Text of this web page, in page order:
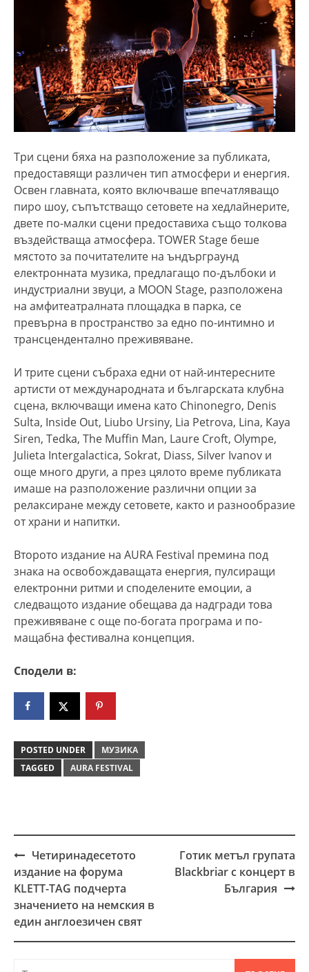
Три сцени бяха на разположение за публиката,
предоставящи различен тип атмосфери и енергия.
Освен главната, която включваше впечатляващо
пиро шоу, съпътстващо сетовете на хедлайнерите,
двете по-малки сцени предоставиха също толкова
въздействаща атмосфера. TOWER Stage беше
мястото за почитателите на ъндърграунд
електронната музика, предлагащо по-дълбоки и
индустриални звуци, а MOON Stage, разположена
на амфитеатралната площадка в парка, се
превърна в пространство за едно по-интимно и
трансцендентално преживяване.
И трите сцени събраха едни от най-интересните
артисти от международната и българската клубна
сцена, включващи имена като Chinonegro, Denis
Sulta, Inside Out, Liubo Ursiny, Lia Petrova, Lina, Kaya
Siren, Tedka, The Muffin Man, Laure Croft, Olympe,
Julieta Intergalactica, Sokrat, Diass, Silver Ivanov и
още много други, а през цялото време публиката
имаше на разположение различни опции за
релаксиране между сетовете, както и разнообразие
от храни и напитки.
Второто издание на AURA Festival премина под
знака на освобождаващата енергия, пулсиращи
електронни ритми и споделените емоции, а
следващото издание обещава да надгради това
преживяване с още по-богата програма и по-
мащабна фестивална концепция.
Сподели в:
POSTED UNDER
МУЗИКА
TAGGED
AURA FESTIVAL
Post
navigation
Четиринадесетото
издание на форума
KLETT-TAG подчерта
значението на немския в
един англоезичен свят
Готик метъл групата
Blackbriar с концерт в
България
Търсене